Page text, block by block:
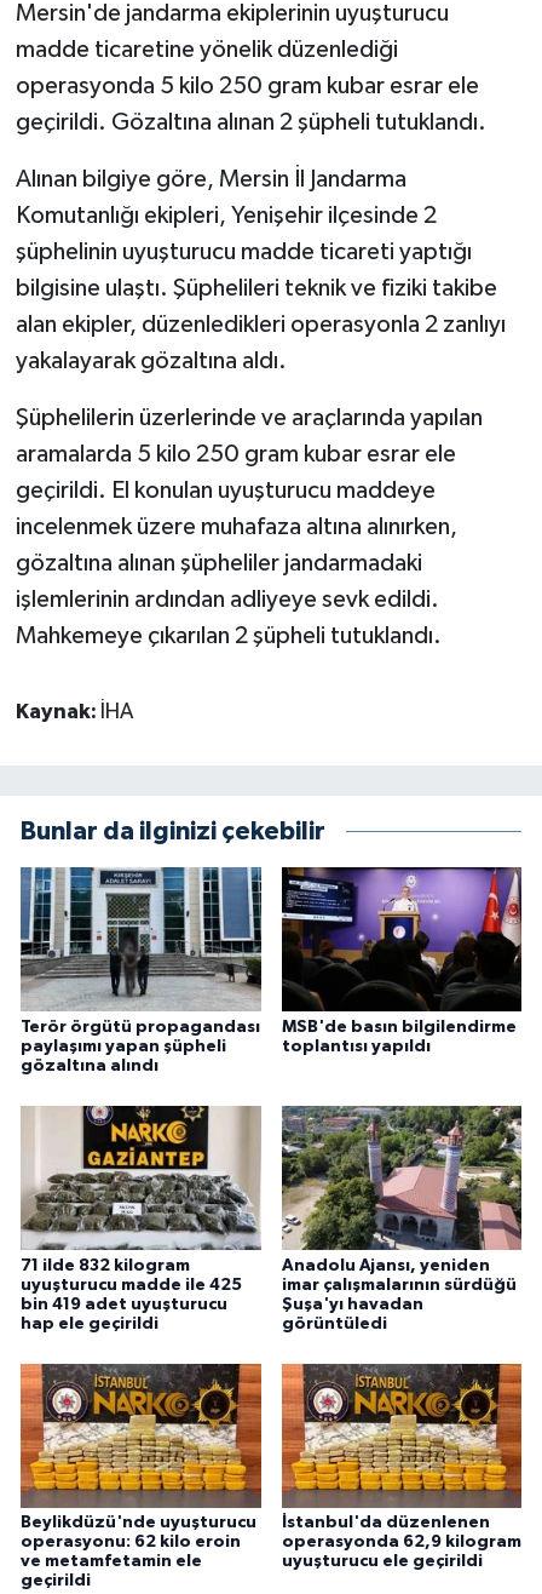
Mersin'de jandarma ekiplerinin uyuşturucu
madde ticaretine yönelik düzenlediği
operasyonda 5 kilo 250 gram kubar esrar ele
geçirildi. Gözaltına alınan 2 şüpheli tutuklandı.
Alınan bilgiye göre, Mersin İl Jandarma
Komutanlığı ekipleri, Yenişehir ilçesinde 2
şüphelinin uyuşturucu madde ticareti yaptığı
bilgisine ulaştı. Şüphelileri teknik ve fiziki takibe
alan ekipler, düzenledikleri operasyonla 2 zanlıyı
yakalayarak gözaltına aldı.
Şüphelilerin üzerlerinde ve araçlarında yapılan
aramalarda 5 kilo 250 gram kubar esrar ele
geçirildi. El konulan uyuşturucu maddeye
incelenmek üzere muhafaza altına alınırken,
gözaltına alınan şüpheliler jandarmadaki
işlemlerinin ardından adliyeye sevk edildi.
Mahkemeye çıkarılan 2 şüpheli tutuklandı.
Kaynak: İHA
Bunlar da ilginizi çekebilir
Terör örgütü propagandası
paylaşımı yapan şüpheli
gözaltına alındı
MSB'de basın bilgilendirme
toplantısı yapıldı
71 ilde 832 kilogram
uyuşturucu madde ile 425
bin 419 adet uyuşturucu
hap ele geçirildi
Anadolu Ajansı, yeniden
imar çalışmalarının sürdüğü
Şuşa'yı havadan
görüntüledi
Beylikdüzü'nde uyuşturucu
operasyonu: 62 kilo eroin
ve metamfetamin ele
geçirildi
İstanbul'da düzenlenen
operasyonda 62,9 kilogram
uyuşturucu ele geçirildi
Yerel